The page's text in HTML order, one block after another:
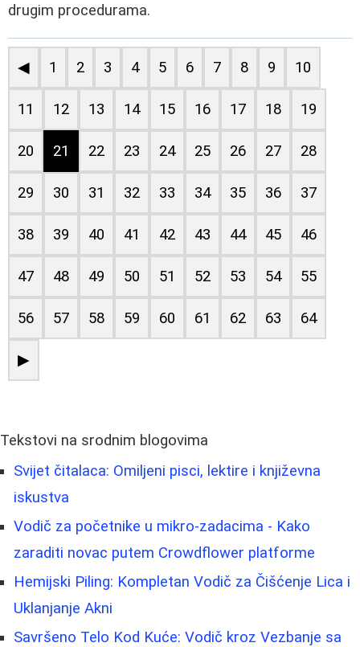
drugim procedurama.
◀ 1 2 3 4 5 6 7 8 9 10
11 12 13 14 15 16 17 18 19
20 21 22 23 24 25 26 27 28
29 30 31 32 33 34 35 36 37
38 39 40 41 42 43 44 45 46
47 48 49 50 51 52 53 54 55
56 57 58 59 60 61 62 63 64
▶
Tekstovi na srodnim blogovima
Svijet čitalaca: Omiljeni pisci, lektire i književna
iskustva
Vodič za početnike u mikro-zadacima - Kako
zaraditi novac putem Crowdflower platforme
Hemijski Piling: Kompletan Vodič za Čišćenje Lica i
Uklanjanje Akni
Savršeno Telo Kod Kuće: Vodič kroz Vezbanje sa